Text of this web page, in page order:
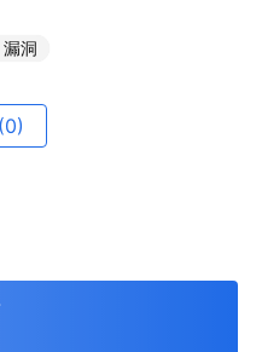
漏洞
(0)